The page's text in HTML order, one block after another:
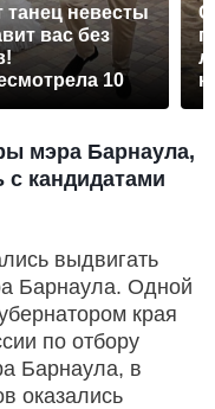
танец невесты
вас без
10
мэра Барнаула,
кандидатами
выдвигать
Барнаула. Одной
края
по отбору
Барнаула, в
оказались